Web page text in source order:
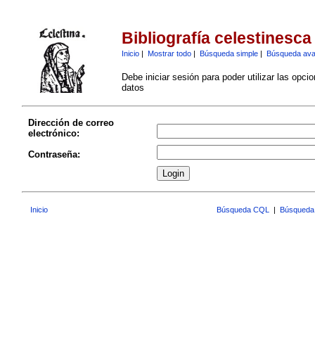
Bibliografía celestinesca
Inicio| Mostrar todo| Búsqueda simple| Búsqueda
Debe iniciar sesión para poder utilizar las
datos
Dirección de correo
electrónico:
Contraseña:
Inicio Búsqueda CQL |